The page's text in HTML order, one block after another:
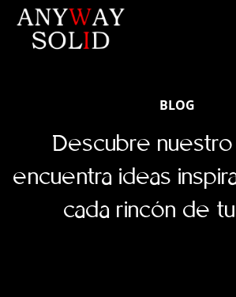
BLOG
Descubre
encuentra ideas
cada rincón de